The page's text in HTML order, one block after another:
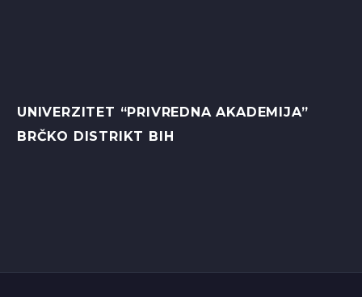
UNIVERZITET “PRIVREDNA AKADEMIJA”
BRČKO DISTRIKT BIH